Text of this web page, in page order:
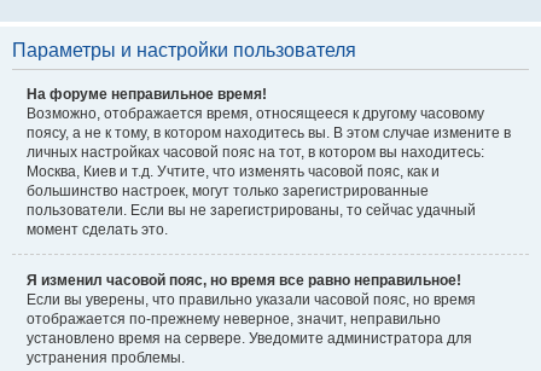
Параметры и настройки пользователя
На форуме неправильное время!
Возможно, отображается время, относящееся к другому часовому
поясу, а не к тому, в котором находитесь вы. В этом случае измените в
личных настройках часовой пояс на тот, в котором вы находитесь:
Москва, Киев и т.д. Учтите, что изменять часовой пояс, как и
большинство настроек, могут только зарегистрированные
пользователи. Если вы не зарегистрированы, то сейчас удачный
момент сделать это.
Я изменил часовой пояс, но время все равно неправильное!
Если вы уверены, что правильно указали часовой пояс, но время
отображается по-прежнему неверное, значит, неправильно
установлено время на сервере. Уведомите администратора для
устранения проблемы.